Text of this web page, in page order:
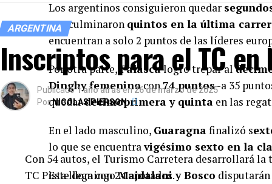
Los argentinos consiguieron quedar
que culminaron quintos en la última
encuentran a solo 2 puntos de las líderes
Por otra parte, Falascalogró trepar al
Dinghy femeninocon74 puntos-a 35
quedardecimoprimera y quinta en las
En el lado masculino, Guaragnafinalizó s
lo que se encuentravigésimo sexto en la
Este domingoMajdalani y Bosco
ARGENTINA
Inscriptos para el TC en
Publicado1 año atrásen 26 de marzo de 2025
PorNICOLAS PIERSON
Con 54 autos, el Turismo Carretera desarrollará la
TC Pista llega con 24 anotados.